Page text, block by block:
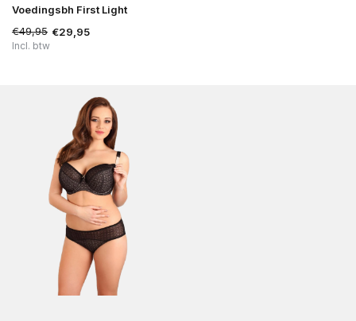
Voedingsbh First Light
€49,95 €29,95
Incl. btw